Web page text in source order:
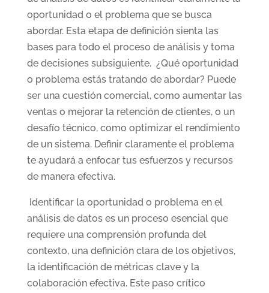
oportunidad o el problema que se busca
abordar. Esta etapa de definición sienta las
bases para todo el proceso de análisis y toma
de decisiones subsiguiente. ¿Qué oportunidad
o problema estás tratando de abordar? Puede
ser una cuestión comercial, como aumentar las
ventas o mejorar la retención de clientes, o un
desafío técnico, como optimizar el rendimiento
de un sistema. Definir claramente el problema
te ayudará a enfocar tus esfuerzos y recursos
de manera efectiva.
Identificar la oportunidad o problema en el
análisis de datos es un proceso esencial que
requiere una comprensión profunda del
contexto, una definición clara de los objetivos,
la identificación de métricas clave y la
colaboración efectiva. Este paso crítico